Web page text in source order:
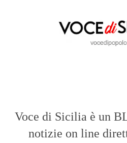
Voce di Sicilia è un
notizie on line